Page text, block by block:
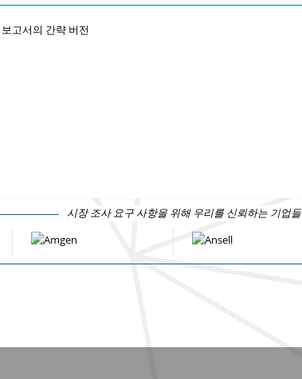
고서의 간략 버전
시장 조사 요구 사항을 위해 우리를 신뢰하는 기업들